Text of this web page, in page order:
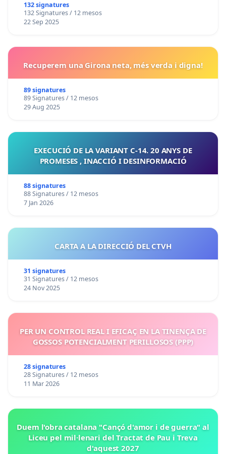
132 signatures
132 Signatures / 12 mesos
22 Sep 2025
Recuperem una Girona neta, més verda i digna!
89 signatures
89 Signatures / 12 mesos
29 Aug 2025
EXECUCIÓ DE LA VARIANT C-14. 20 ANYS DE
PROMESES , INACCIÓ I DESINFORMACIÓ
88 signatures
88 Signatures / 12 mesos
7 Jan 2026
CARTA A LA DIRECCIÓ DEL CTVH
31 signatures
31 Signatures / 12 mesos
24 Nov 2025
PER UN CONTROL REAL I EFICAÇ EN LA TINENÇA DE
GOSSOS POTENCIALMENT PERILLOSOS (PPP)
28 signatures
28 Signatures / 12 mesos
11 Mar 2026
Duem l'obra catalana "Cançó d'amor i de guerra" al
Liceu pel mil·lenari del Tractat de Pau i Treva
d'aquest 2027